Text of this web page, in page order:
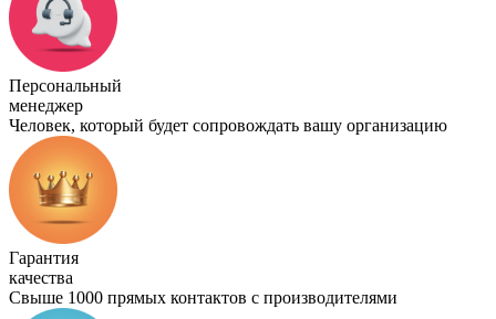
Персональный
менеджер
Человек, который будет сопровождать вашу организацию
Гарантия
качества
Свыше 1000 прямых контактов с производителями